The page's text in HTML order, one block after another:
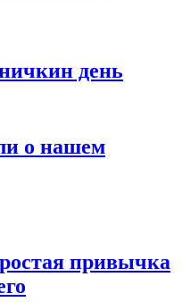
день
о нашем
привычка